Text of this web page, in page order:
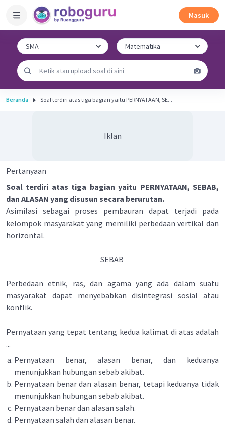
Masuk
Beranda Soal terdiri atas tiga bagian yaitu PERNYATAAN, SE...
Iklan
Pertanyaan
Soal terdiri atas tiga bagian yaitu PERNYATAAN, SEBAB,
dan ALASAN yang disusun secara berurutan.
Asimilasi sebagai proses pembauran dapat terjadi pada
kelompok masyarakat yang memiliki perbedaan vertikal dan
horizontal.
SEBAB
Perbedaan etnik, ras, dan agama yang ada dalam suatu
masyarakat dapat menyebabkan disintegrasi sosial atau
konflik.
Pernyataan yang tepat tentang kedua kalimat di atas adalah
...
Pernyataan benar, alasan benar, dan keduanya
menunjukkan hubungan sebab akibat.
Pernyataan benar dan alasan benar, tetapi keduanya tidak
menunjukkan hubungan sebab akibat.
Pernyataan benar dan alasan salah.
Pernyataan salah dan alasan benar.